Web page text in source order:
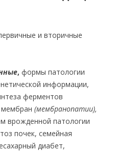
и вторичные
, формы патологии
информации,
ферментов
(мембранопатии),
врожденной патологии
почек, семейная
диабет,